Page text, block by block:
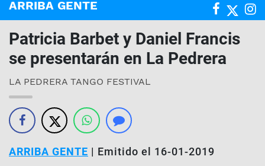
ARRIBA GENTE
Patricia Barbet y Daniel Francis
se presentarán en La Pedrera
LA PEDRERA TANGO FESTIVAL
ARRIBA GENTE | Emitido el 16-01-2019